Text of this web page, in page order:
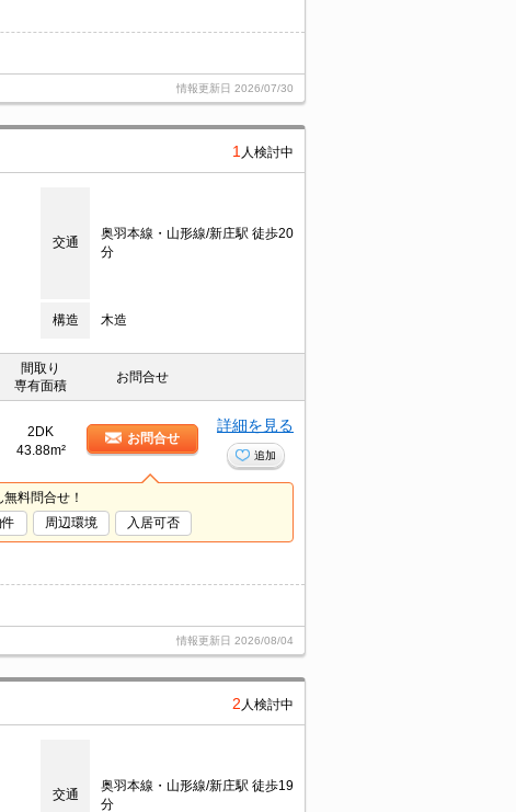
情報更新日 2026/07/30
1 人検討中
交通
奥羽本線・山形線/新庄駅 徒歩20
分
構造 木造
間取り
専有面積
お問合せ
2DK
43.88m²
お問合せ
詳細を見る
追加
料問合せ！
周辺環境 入居可否
情報更新日 2026/08/04
2 人検討中
交通
奥羽本線・山形線/新庄駅 徒歩19
分